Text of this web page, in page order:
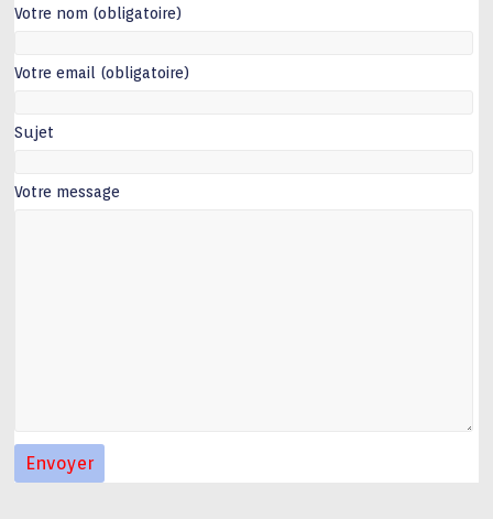
Votre nom (obligatoire)
Votre email (obligatoire)
Sujet
Votre message